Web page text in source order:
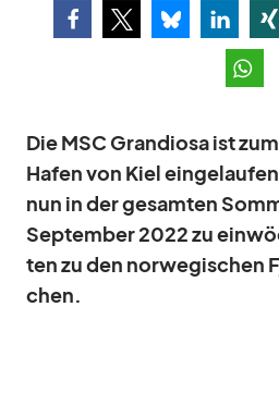
Die MSC Gran­diosa ist
Ha­fen von Kiel
nun in der ge­sam­ten
Sep­tem­ber 2022 zu
ten zu den nor­we­gi­schen
chen.